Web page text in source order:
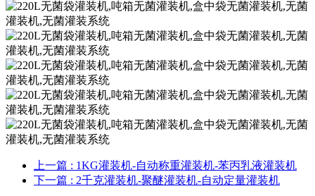
上一篇 : 1KG灌装机-自动称重灌装机-苯丙乳液灌装机
下一篇 : 2千克灌装机-聚醚灌装机-自动定量灌装机